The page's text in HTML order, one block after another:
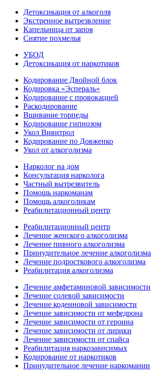
Детоксикация от алкоголя
Экстренное вытрезвление
Капельница от запоя
Снятие похмелья
УБОД
Детоксикация от наркотиков
Кодирование Двойной блок
Кодировка «Эспераль»
Кодирование с провокацией
Раскодирование
Вшивание торпеды
Кодирование гипнозом
Укол Вивитрол
Кодирование по Довженко
Укол от алкоголизма
Нарколог на дом
Консультация нарколога
Частный вытрезвитель
Помощь наркоманам
Помощь алкоголикам
Реабилитационный центр
Реабилитационный центр
Лечение женского алкоголизма
Лечение пивного алкоголизма
Принудительное лечение алкоголизма
Лечение подросткового алкоголизма
Реабилитация алкоголизма
Лечение амфетаминовой зависимости
Лечение солевой зависимости
Лечение кодеиновой зависимости
Лечение зависимости от мефедрона
Лечение зависимости от героина
Лечение зависимости от лирики
Лечение зависимости от спайса
Реабилитация наркозависимых
Кодирование от наркотиков
Принудительное лечение наркомании